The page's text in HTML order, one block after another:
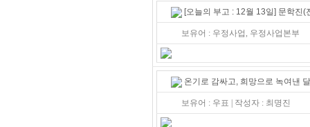
[오늘의 부고 : 12월 13일] 문학진(
보유어 : 우정사업, 우정사업본부
온기로 감싸고, 희망으로 녹여낸
보유어 : 우표 | 작성자 : 최명진